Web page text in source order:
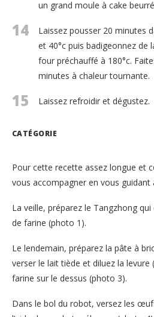
un grand moule à cake
14
Laissez pousser 20 minutes
et 40°c puis badigeonnez de
four préchauffé à 180°c.
minutes à chaleur tournante.
15 Laissez refroidir et dégustez.
CATÉGORIE
Pour cette recette assez longue et
vous accompagner en vous guidant
La veille, préparez le Tangzhong
de farine (photo 1).
Le lendemain, préparez la pâte à
verser le lait tiède et diluez la
farine sur le dessus (photo 3).
Dans le bol du robot, versez les